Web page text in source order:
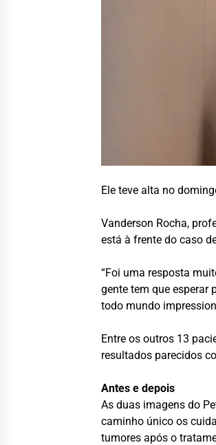
Ele teve alta no
Vanderson Rocha,
está à frente do caso
“Foi uma resposta
gente tem que esperar
todo mundo
Entre os outros 13
resultados parecidos
Antes e depois
As duas imagens do
caminho único os
tumores após o